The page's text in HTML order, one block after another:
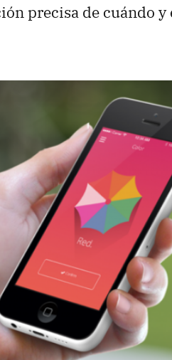
precisa de cuándo y